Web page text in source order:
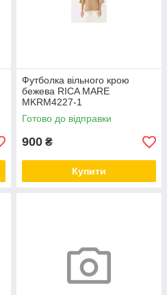
Футболка вільного крою
бежева RICA MARE
MKRM4227-1
Готово до відправки
900 ₴
Купити